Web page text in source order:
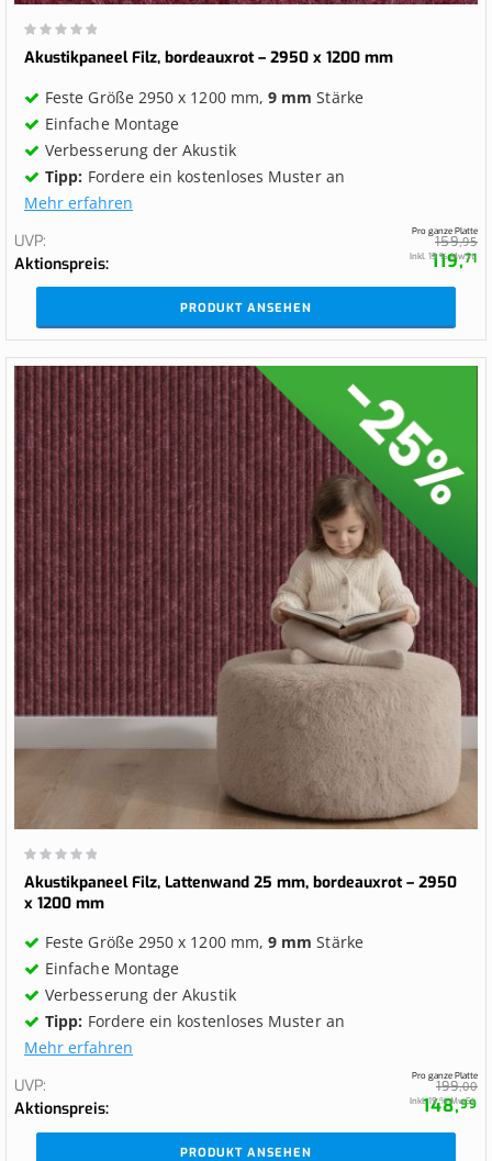
Wertung:
0%
Akustikpaneel Filz, bordeauxrot – 2950 x 1200 mm
Feste Größe 2950 x 1200 mm,9 mm Stärke
Einfache Montage
Verbesserung der Akustik
Tipp: Fordere ein kostenloses Muster an
Mehr erfahren
UVP
159,95
Aktionspreis
Pro ganze Platte
119,71
Inkl. 19 % MwSt.
PRODUKT ANSEHEN
Wertung:
0%
Akustikpaneel Filz, Lattenwand 25 mm, bordeauxrot – 2950
x 1200 mm
Feste Größe 2950 x 1200 mm,9 mm Stärke
Einfache Montage
Verbesserung der Akustik
Tipp: Fordere ein kostenloses Muster an
Mehr erfahren
UVP
199,00
Aktionspreis
Pro ganze Platte
148,99
Inkl. 19 % MwSt.
PRODUKT ANSEHEN